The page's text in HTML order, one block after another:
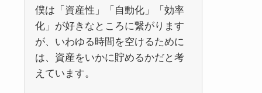
僕は「資産性」「自動化」「効率
化」が好きなところに繋がります
が、いわゆる時間を空けるために
は、資産をいかに貯めるかだと考
えています。